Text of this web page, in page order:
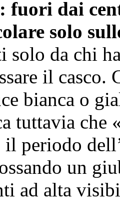
fuori dai
solo
solo da chi
il
bianca o
tuttavia che
periodo
un
ad alta